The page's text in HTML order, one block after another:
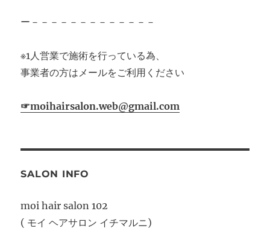
ー－－－－－－－－－－－－－
※1人営業で施術を行っている為、
事業者の方はメールをご利用ください
☞moihairsalon.web@gmail.com
SALON INFO
moi hair salon 102
( モイ ヘアサロン イチマルニ)